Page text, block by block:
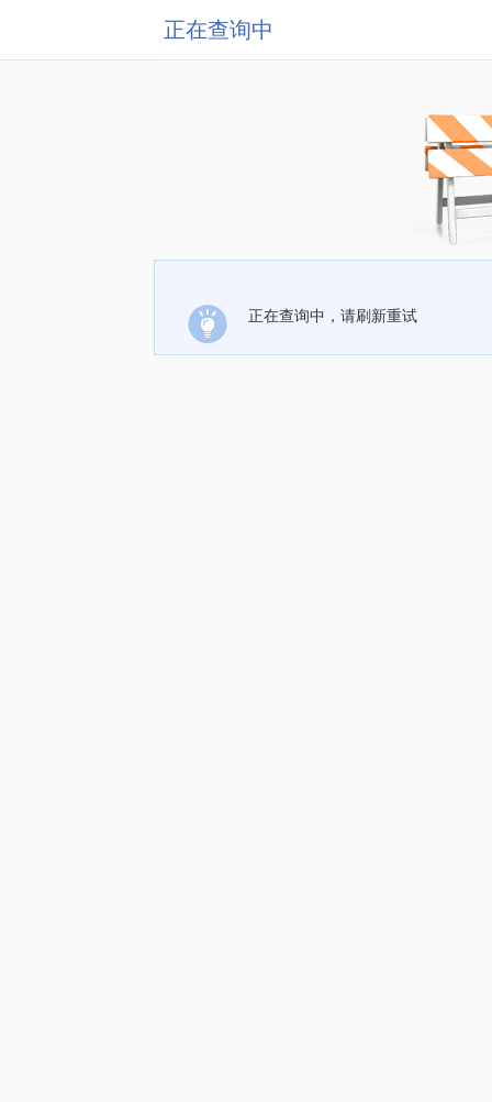
正在查询中
正在查询中，请刷新重试